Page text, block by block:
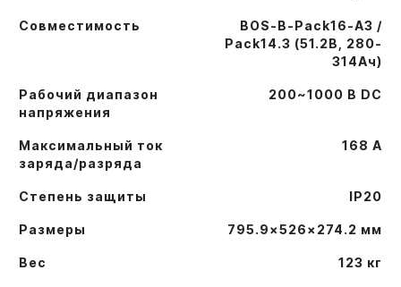
Совместимость
BOS-B-Pack16-A3 /
Pack14.3 (51.2В, 280-
314Ач)
Рабочий диапазон
напряжения
200~1000 В DC
Максимальный ток
заряда/разряда
168 А
Степень защиты IP20
Размеры 795.9×526×274.2 мм
Вес 123 кг